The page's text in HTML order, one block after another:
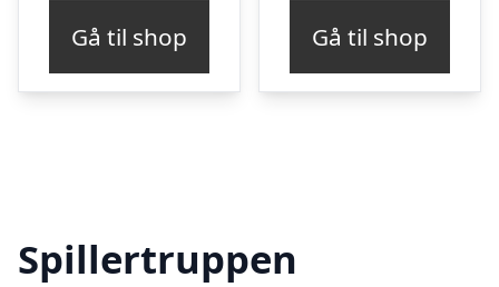
Gå til shop Gå til shop
Spillertruppen